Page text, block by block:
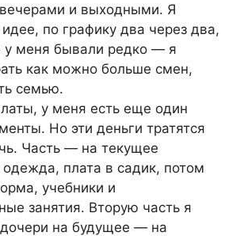
и выходными. Я
по графику два через два,
у меня бывали редко — я
как можно больше смен,
семью.
у меня есть еще один
Но эти деньги тратятся
Часть — на текущее
плата в садик, потом
учебники и
занятия. Вторую часть я
на будущее — на